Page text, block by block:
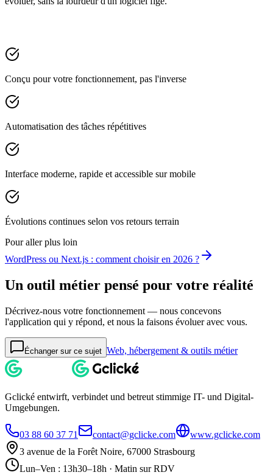
Conçu pour votre fonctionnement, pas l'inverse
Automatisation des tâches répétitives
Interface moderne, rapide et accessible sur mobile
Évolutions continues selon vos retours terrain
Pour aller plus loin
WordPress ou Next.js : comment choisir en 2026 ?
Un outil métier pensé pour votre réalité
Décrivez-nous votre fonctionnement — nous concevons
l'application qui y répond, et nous la faisons évoluer avec vous.
Échanger sur ce sujet Web, hébergement & outils métier
Gclické entwirft, verbindet und betreut stimmige IT- und Digital-
Umgebungen.
03 88 60 37 71 contact@gclicke.com
www.gclicke.com
3 avenue de la Forêt Noire, 67000 Strasbourg
Lun–Ven : 13h30–18h · Matin sur RDV